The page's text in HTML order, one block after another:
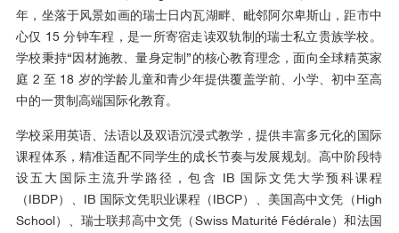
年，坐落于风景如画的瑞士日内瓦湖畔、毗邻阿尔卑斯山，距市中
心仅 15 分钟车程，是一所寄宿走读双轨制的瑞士私立贵族学校。
学校秉持“因材施教、量身定制”的核心教育理念，面向全球精英家
庭 2 至 18 岁的学龄儿童和青少年提供覆盖学前、小学、初中至高
中的一贯制高端国际化教育。
学校采用英语、法语以及双语沉浸式教学，提供丰富多元化的国际
课程体系，精准适配不同学生的成长节奏与发展规划。高中阶段特
设五大国际主流升学路径，包含 IB 国际文凭大学预科课程
（IBDP）、IB 国际文凭职业课程（IBCP）、美国高中文凭（High
School）、瑞士联邦高中文凭（Swiss Maturité Fédérale）和法国